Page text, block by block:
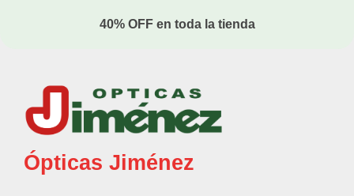
40% OFF en toda la tienda
Ópticas Jiménez